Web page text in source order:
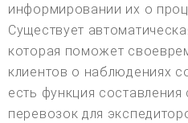
информировании их о
Существует
которая поможет
клиентов о наблюдениях
есть функция
перевозок для